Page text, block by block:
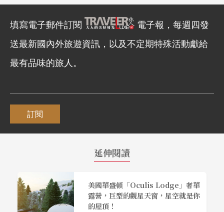
填寫電子郵件訂閱
電子報，每週四發
送最新國內外旅遊資訊，以及不定期特殊活動獻給
最有品味的旅人。
訂閱
延伸閱讀
美國華盛頓「Oculis Lodge」奢華
露營，巨型的觀星天窗，星空就是你
的屋頂！